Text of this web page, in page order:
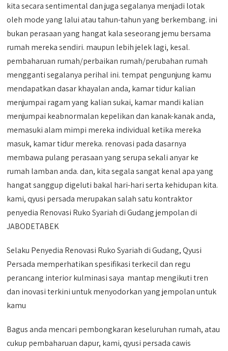
kita secara sentimental dan juga segalanya menjadi lotak
oleh mode yang lalui atau tahun-tahun yang berkembang. ini
bukan perasaan yang hangat kala seseorang jemu bersama
rumah mereka sendiri. maupun lebih jelek lagi, kesal.
pembaharuan rumah/perbaikan rumah/perubahan rumah
mengganti segalanya perihal ini. tempat pengunjung kamu
mendapatkan dasar khayalan anda, kamar tidur kalian
menjumpai ragam yang kalian sukai, kamar mandi kalian
menjumpai keabnormalan kepelikan dan kanak-kanak anda,
memasuki alam mimpi mereka individual ketika mereka
masuk, kamar tidur mereka. renovasi pada dasarnya
membawa pulang perasaan yang serupa sekali anyar ke
rumah lamban anda. dan, kita segala sangat kenal apa yang
hangat sanggup digeluti bakal hari-hari serta kehidupan kita.
kami, qyusi persada merupakan salah satu kontraktor
penyedia Renovasi Ruko Syariah di Gudang jempolan di
JABODETABEK
Selaku Penyedia Renovasi Ruko Syariah di Gudang, Qyusi
Persada memperhatikan spesifikasi terkecil dan regu
perancang interior kulminasi saya mantap mengikuti tren
dan inovasi terkini untuk menyodorkan yang jempolan untuk
kamu
Bagus anda mencari pembongkaran keseluruhan rumah, atau
cukup pembaharuan dapur, kami, qyusi persada cawis